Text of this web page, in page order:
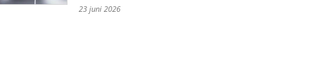
23 juni 2026